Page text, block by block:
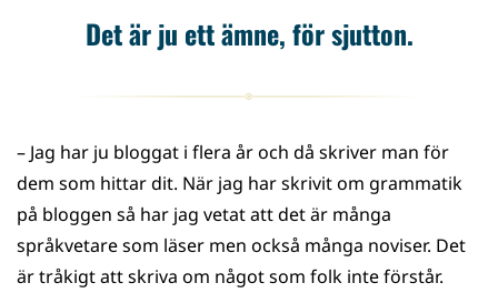
Det är ju ett ämne, för sjutton.
– Jag har ju bloggat i flera år och då skriver man för
dem som hittar dit. När jag har skrivit om grammatik
på bloggen så har jag vetat att det är många
språkvetare som läser men också många noviser. Det
är tråkigt att skriva om något som folk inte förstår.